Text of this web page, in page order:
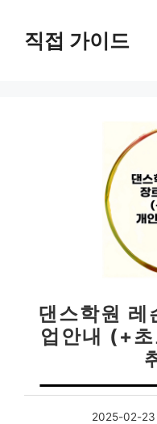
직접 가이드
댄스학원
업안내 (+
2025-02-23